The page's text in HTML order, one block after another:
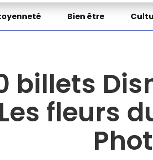
Bien être
billets
fleurs